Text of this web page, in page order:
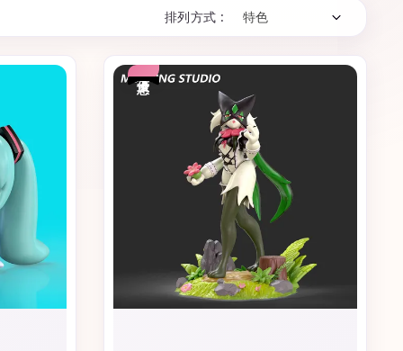
排列方式 :